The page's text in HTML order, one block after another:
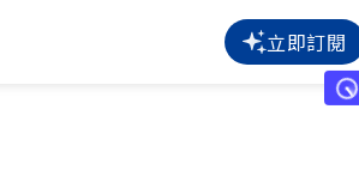
立即訂閱